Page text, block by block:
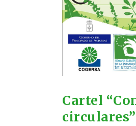
Cartel
circulares”